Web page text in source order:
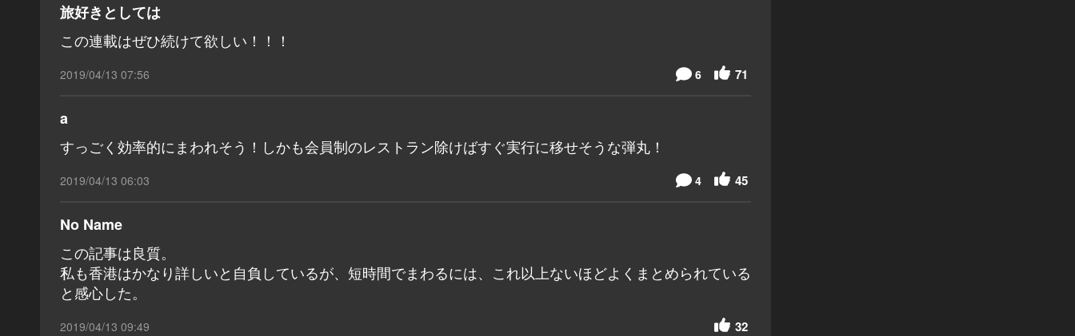
旅好きとしては
この連載はぜひ続けて欲しい！！！
2019/04/13 07:56 71
6
a
すっごく効率的にまわれそう！しかも会員制のレストラン除けばすぐ実行に移せそうな弾丸！
2019/04/13 06:03 45
4
No Name
この記事は良質。
私も香港はかなり詳しいと自負しているが、短時間でまわるには、これ以上ないほどよくまとめられている
と感心した。
2019/04/13 09:49 32